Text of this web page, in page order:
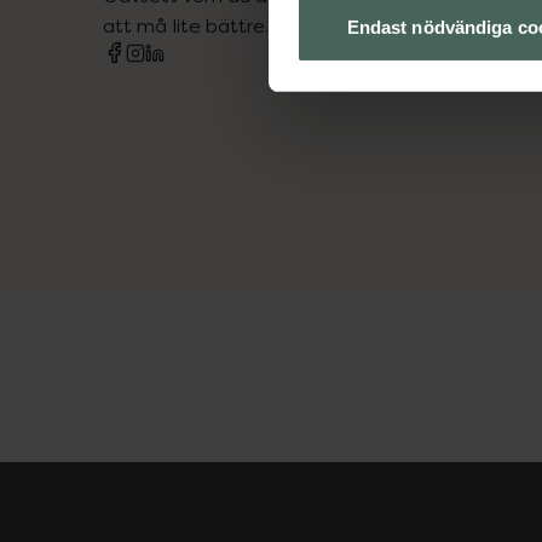
Endast nödvändiga
att må lite bättre. Välkommen att prata med